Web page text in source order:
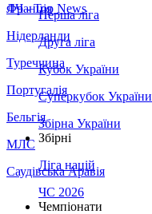
Франція
Нідерланди
Туреччина
Португалія
Бельгія
МЛС
Саудівська Аравія
ЛЧ - Top News
Перша ліга
Друга ліга
Кубок України
Суперкубок України
Збірна України
Збірні
Ліга націй
ЧС 2026
Чемпіонати